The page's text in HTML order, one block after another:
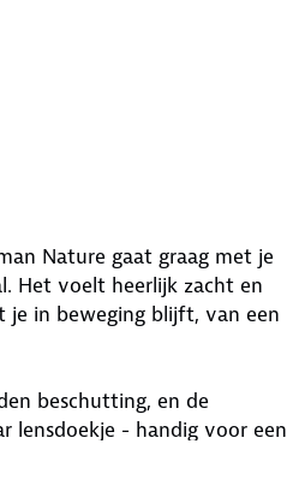
Nature gaat graag met je
Het voelt heerlijk zacht en
je in beweging blijft, van een
beschutting, en de
lensdoekje - handig voor een